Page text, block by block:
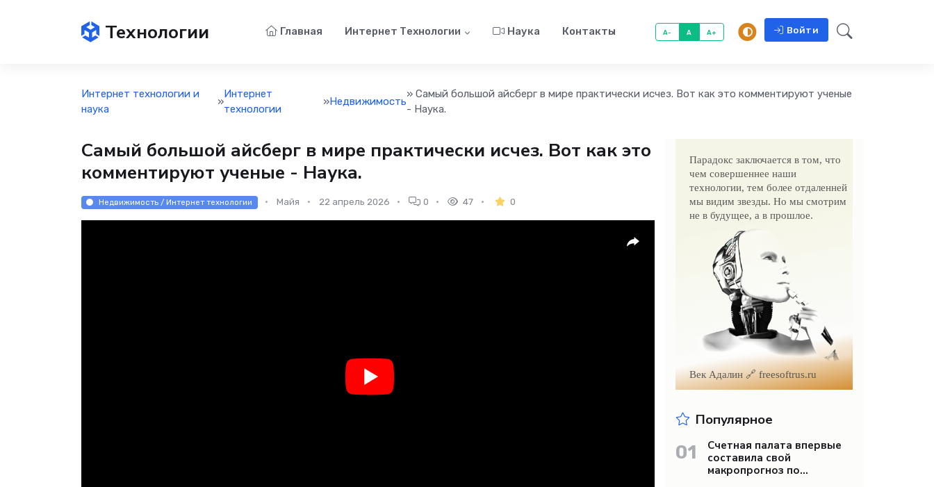
Технологии Главная Интернет Технологии Наука Контакты A- A A+ Войти
Интернет технологии и
наука
»
Интернет
технологии
»Недвижимость
» Самый большой айсберг в мире практически исчез. Вот как это комментируют ученые
- Наука.
Самый большой айсберг в мире практически исчез. Вот как это
комментируют ученые - Наука.
Недвижимость / Интернет технологии Майя 22 апрель 2026 0 47 0
Парадокс заключается в том, что
чем совершеннее наши
технологии, тем более отдаленней
мы видим звезды. Но мы смотрим
не в будущее, а в прошлое.
Век Адалин 🔗 freesoftrus.ru
Популярное
01
Счетная палата впервые
составила свой
макропрогноз по